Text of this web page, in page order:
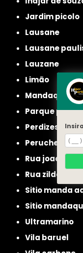
jardim picolo
lausane
lausane
lauzane
limão
mandaqui
parque
perdizes
peruche
rua joao ruthe
rua zilda
sitio manda
sitio
ultramarino
vila baruel